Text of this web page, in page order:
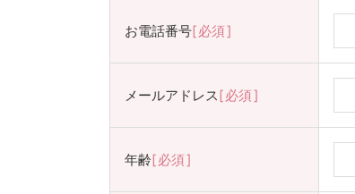
お電話番号 必須
メールアドレス 必須
年齢 必須